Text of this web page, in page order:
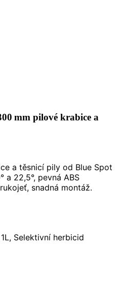
mm pilové krabice a
a těsnicí pily od Blue Spot
a 22,5°, pevná ABS
snadná montáž.
Selektivní herbicid